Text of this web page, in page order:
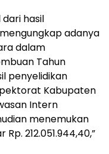
hasil
adanya
dalam
Tahun
penyelidikan
Kabupaten
Intern
menemukan
212.051.944,40,”